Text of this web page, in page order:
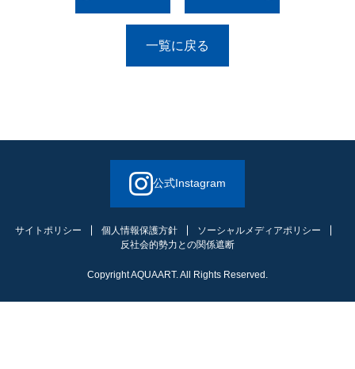
一覧に戻る
公式Instagram
サイトポリシー 個人情報保護方針
ソーシャルメディアポリシー
反社会的勢力との関係遮断
Copyright AQUAART. All Rights Reserved.